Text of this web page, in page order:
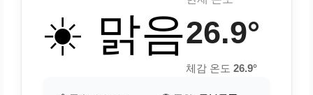
☀️ 맑음26.9°
체감 온도 26.9°